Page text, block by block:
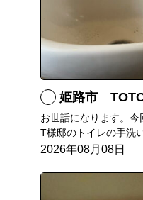
姫路市 TOTO製トイレ
お世話になります。今
T様邸のトイレの手洗
2026年08月08日